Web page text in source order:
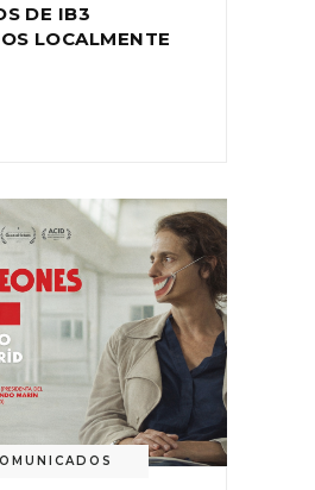
DE IB3
LOCALMENTE